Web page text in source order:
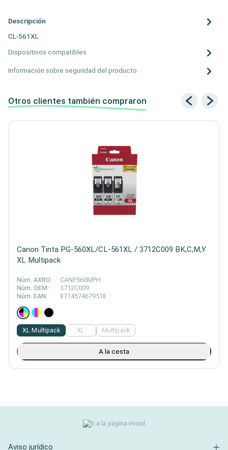
Descripción
CL-561XL
Dispositivos compatibles
Información sobre seguridad del producto
Otros clientes también compraron
Canon Tinta PG-560XL/CL-561XL / 3712C009 BK,C,M,Y
XL Multipack
Núm. AXRO:
CANP560MPH
Núm. OEM:
3712C009
Núm. EAN:
8714574679518
XL
XL Multipack Multipack
A la cesta
Aviso jurídico